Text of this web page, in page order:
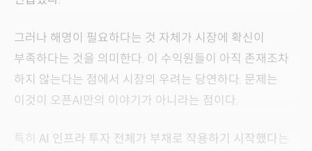
그러나 해명이 필요하다는 것 자체가 시장에 확신이
부족하다는 것을 의미한다. 이 수익원들이 아직 존재조차
하지 않는다는 점에서 시장의 우려는 당연하다. 문제는
이것이 오픈AI만의 이야기가 아니라는 점이다.
특히 AI 인프라 투자 전체가 부채로 작용하기 시작했다는